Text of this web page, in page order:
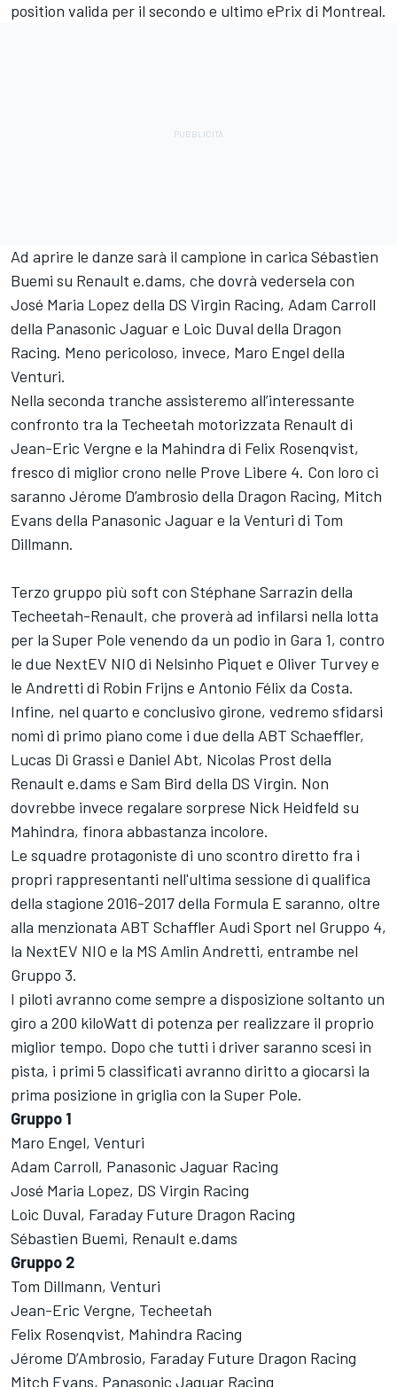
position valida per il secondo e ultimo ePrix di Montreal.
Ad aprire le danze sarà il campione in carica Sébastien
Buemi su Renault e.dams, che dovrà vedersela con
José Maria Lopez della DS Virgin Racing, Adam Carroll
della Panasonic Jaguar e Loic Duval della Dragon
Racing. Meno pericoloso, invece, Maro Engel della
Venturi.
Nella seconda tranche assisteremo all’interessante
confronto tra la Techeetah motorizzata Renault di
Jean-Eric Vergne e la Mahindra di Felix Rosenqvist,
fresco di miglior crono nelle Prove Libere 4. Con loro ci
saranno Jérome D’ambrosio della Dragon Racing, Mitch
Evans della Panasonic Jaguar e la Venturi di Tom
Dillmann.
Terzo gruppo più soft con Stéphane Sarrazin della
Techeetah-Renault, che proverà ad infilarsi nella lotta
per la Super Pole venendo da un podio in Gara 1, contro
le due NextEV NIO di Nelsinho Piquet e Oliver Turvey e
le Andretti di Robin Frijns e Antonio Félix da Costa.
Infine, nel quarto e conclusivo girone, vedremo sfidarsi
nomi di primo piano come i due della ABT Schaeffler,
Lucas Di Grassi e Daniel Abt, Nicolas Prost della
Renault e.dams e Sam Bird della DS Virgin. Non
dovrebbe invece regalare sorprese Nick Heidfeld su
Mahindra, finora abbastanza incolore.
Le squadre protagoniste di uno scontro diretto fra i
propri rappresentanti nell'ultima sessione di qualifica
della stagione 2016-2017 della Formula E saranno, oltre
alla menzionata ABT Schaffler Audi Sport nel Gruppo 4,
la NextEV NIO e la MS Amlin Andretti, entrambe nel
Gruppo 3.
I piloti avranno come sempre a disposizione soltanto un
giro a 200 kiloWatt di potenza per realizzare il proprio
miglior tempo. Dopo che tutti i driver saranno scesi in
pista, i primi 5 classificati avranno diritto a giocarsi la
prima posizione in griglia con la Super Pole.
Gruppo 1
Maro Engel, Venturi
Adam Carroll, Panasonic Jaguar Racing
José Maria Lopez, DS Virgin Racing
Loic Duval, Faraday Future Dragon Racing
Sébastien Buemi, Renault e.dams
Gruppo 2
Tom Dillmann, Venturi
Jean-Eric Vergne, Techeetah
Felix Rosenqvist, Mahindra Racing
Jérome D’Ambrosio, Faraday Future Dragon Racing
Mitch Evans, Panasonic Jaguar Racing